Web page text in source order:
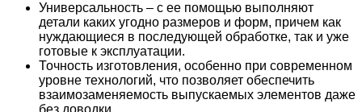
Универсальность – с ее помощью выполняют
детали каких угодно размеров и форм, причем как
нуждающиеся в последующей обработке, так и уже
готовые к эксплуатации.
Точность изготовления, особенно при современном
уровне технологий, что позволяет обеспечить
взаимозаменяемость выпускаемых элементов даже
без доводки.